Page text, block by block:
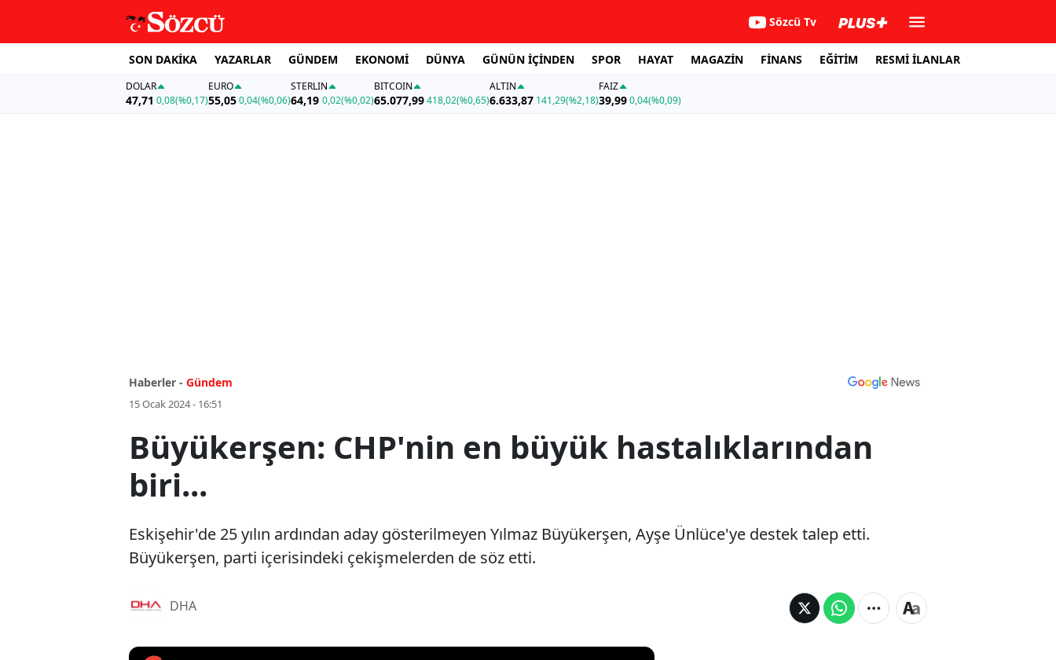
Sözcü Tv
SON DAKİKA YAZARLAR GÜNDEM EKONOMİ DÜNYA GÜNÜN İÇİNDEN SPOR HAYAT MAGAZİN FİNANS EĞİTİM RESMİ İLANLAR
DOLAR
47,71 0,08(%0,17)
EURO
55,05 0,04(%0,06)
STERLIN
64,19 0,02(%0,02)
BITCOIN
65.077,99418,02(%0,65)
ALTIN
6.633,87 141,29(%2,18)
FAİZ
39,990,04(%0,09)
Haberler - Gündem
15 Ocak 2024 - 16:51
Büyükerşen: CHP'nin en büyük hastalıklarından
biri...
Eskişehir'de 25 yılın ardından aday gösterilmeyen Yılmaz Büyükerşen, Ayşe Ünlüce'ye destek talep etti.
Büyükerşen, parti içerisindeki çekişmelerden de söz etti.
DHA